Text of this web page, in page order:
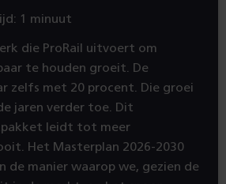
1 minuut
die ProRail uitvoert om
te houden groeit. De
zelfs met 20 procent. Die groei
jaren verder toe. Dit
leidt tot meer
Het Masterplan 2026-2030
de manier waarop we, gezien de